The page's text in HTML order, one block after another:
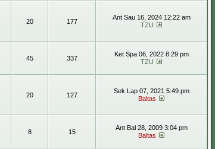
20 177
Ant Sau 16, 2024 12:22 am
TZU
45 337
Ket Spa 06, 2022 8:29 pm
TZU
20 127
Sek Lap 07, 2021 5:49 pm
Baltas
8 15
Ant Bal 28, 2009 3:04 pm
Baltas